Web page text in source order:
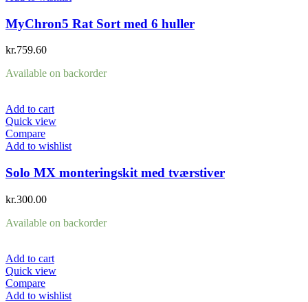
MyChron5 Rat Sort med 6 huller
kr.759.60
Available on backorder
Add to cart
Quick view
Compare
Add to wishlist
Solo MX monteringskit med tværstiver
kr.300.00
Available on backorder
Add to cart
Quick view
Compare
Add to wishlist